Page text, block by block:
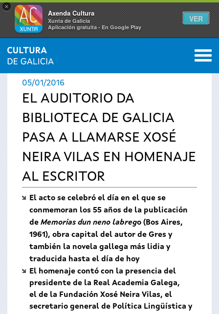
×
Axenda Cultura
Xunta de Galicia
Aplicación gratuíta - En Google Play
VER
Se
encuentra
usted
aquí
INICIO › ACTUALIDAD 0
05/01/2016
EL AUDITORIO DA
BIBLIOTECA DE GALICIA
PASA A LLAMARSE XOSÉ
NEIRA VILAS EN HOMENAJE
AL ESCRITOR
El acto se celebró el día en el que se
conmemoran los 55 años de la publicación
de Memorias dun neno labrego (Bos Aires,
1961), obra capital del autor de Gres y
también la novela gallega más lidia y
traducida hasta el día de hoy
El homenaje contó con la presencia del
presidente de la Real Academia Galega,
el de la Fundación Xosé Neira Vilas, el
secretario general de Política Lingüística y